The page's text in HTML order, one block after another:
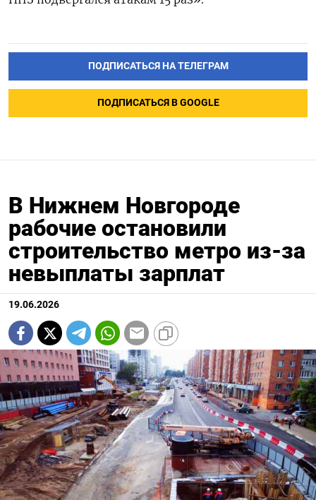
ПОДПИСАТЬСЯ НА ТЕЛЕГРАМ
ПОДПИСАТЬСЯ В GOOGLE
В Нижнем Новгороде
рабочие остановили
строительство метро из-за
невыплаты зарплат
19.06.2026